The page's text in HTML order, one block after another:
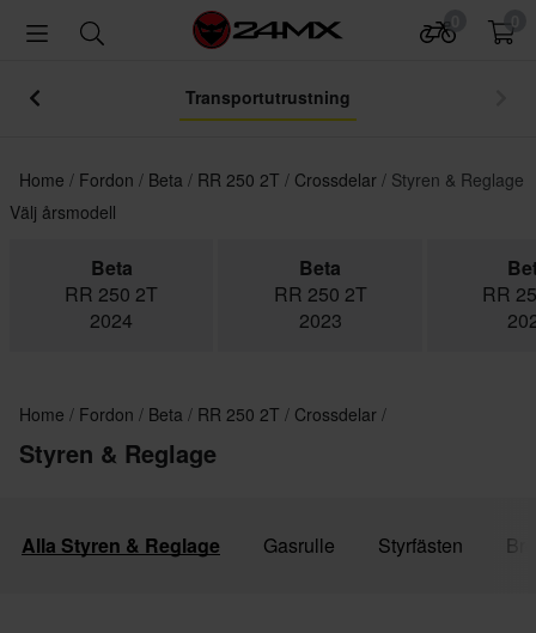
Transportutrustning
Home Fordon Beta RR 250 2T Crossdelar
Styren & Reglage
Välj årsmodell
Beta
RR 250 2T
2024
Beta
RR 250 2T
2023
RR
Home Fordon Beta RR 250 2T Crossdelar
Styren & Reglage
Alla Styren & Reglage Gasrulle Styrfästen